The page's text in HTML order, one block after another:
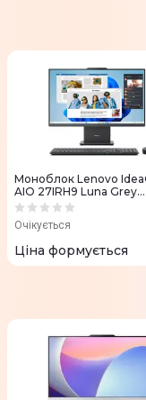
Моноблок Lenovo
AIO 27IRH9 Luna Grey
(F0HM00TNUO)
Очікується
Ціна формується